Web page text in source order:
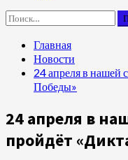
Найти:
Главная
Новости
24 апреля в нашей
Победы»
24 апреля в
пройдёт